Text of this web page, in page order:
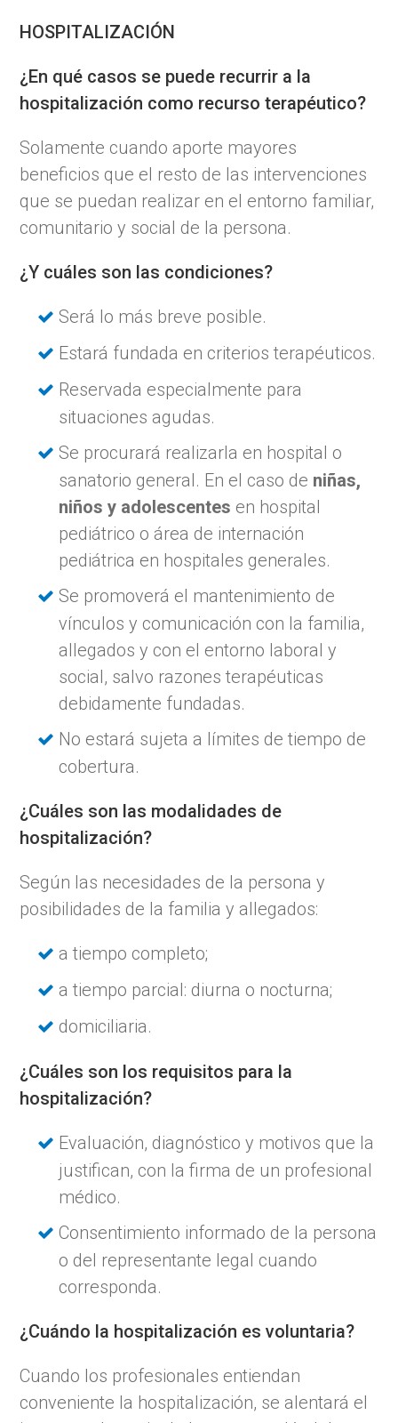
HOSPITALIZACIÓN
¿En qué casos se puede recurrir a la
hospitalización como recurso terapéutico?
Solamente cuando aporte mayores
beneficios que el resto de las intervenciones
que se puedan realizar en el entorno familiar,
comunitario y social de la persona.
¿Y cuáles son las condiciones?
Será lo más breve posible.
Estará fundada en criterios terapéuticos.
Reservada especialmente para
situaciones agudas.
Se procurará realizarla en hospital o
sanatorio general. En el caso de niñas,
niños y adolescentes en hospital
pediátrico o área de internación
pediátrica en hospitales generales.
Se promoverá el mantenimiento de
vínculos y comunicación con la familia,
allegados y con el entorno laboral y
social, salvo razones terapéuticas
debidamente fundadas.
No estará sujeta a límites de tiempo de
cobertura.
¿Cuáles son las modalidades de
hospitalización?
Según las necesidades de la persona y
posibilidades de la familia y allegados:
a tiempo completo;
a tiempo parcial: diurna o nocturna;
domiciliaria.
¿Cuáles son los requisitos para la
hospitalización?
Evaluación, diagnóstico y motivos que la
justifican, con la firma de un profesional
médico.
Consentimiento informado de la persona
o del representante legal cuando
corresponda.
¿Cuándo la hospitalización es voluntaria?
Cuando los profesionales entiendan
conveniente la hospitalización, se alentará el